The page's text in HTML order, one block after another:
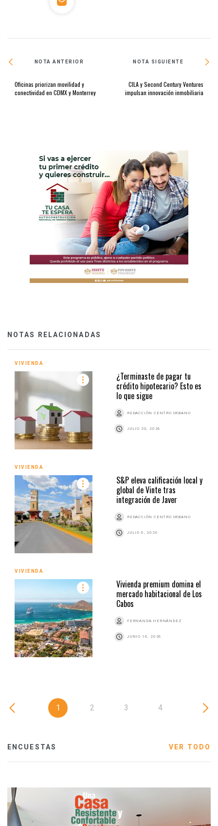
NOTA ANTERIOR
Oficinas priorizan movilidad y
conectividad en CDMX y Monterrey
NOTA SIGUIENTE
CILA y Second Century Ventures
impulsan innovación inmobiliaria
NOTAS RELACIONADAS
VIVIENDA
¿Terminaste de pagar tu
crédito hipotecario? Esto es
lo que sigue
REDACCIÓN CENTRO URBANO
JULIO 20, 2026
VIVIENDA
S&P eleva calificación local y
global de Vinte tras
integración de Javer
REDACCIÓN CENTRO URBANO
JULIO 6, 2026
VIVIENDA
Vivienda premium domina el
mercado habitacional de Los
Cabos
FERNANDA HERNÁNDEZ
JUNIO 16, 2026
1 2 3 4
ENCUESTAS VER TODO